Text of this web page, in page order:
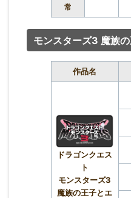
常
モンスターズ3 魔族
作品名
ドラゴンクエス
ト
モンスターズ3
魔族の王子とエ